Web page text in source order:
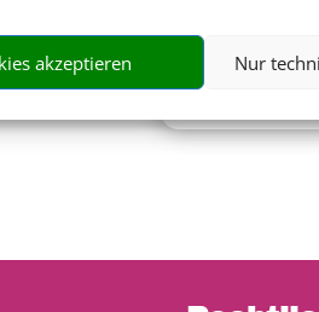
akzeptieren Nur